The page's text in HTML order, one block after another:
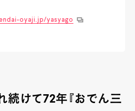
oyaji.jp/yasyago
続けて72年 『おでん三